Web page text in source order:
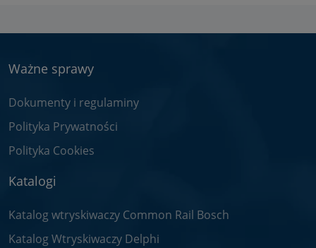
Ważne sprawy
Dokumenty i regulaminy
Polityka Prywatności
Polityka Cookies
Katalogi
Katalog wtryskiwaczy Common Rail Bosch
Katalog Wtryskiwaczy Delphi